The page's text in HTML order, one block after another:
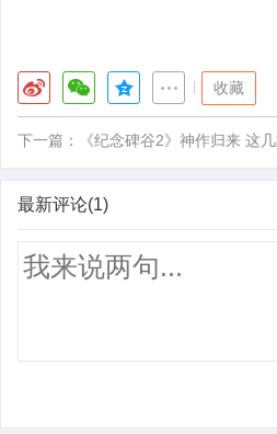
收藏
下一篇： 《纪念碑谷2》神作归来 这
最新评论(1)